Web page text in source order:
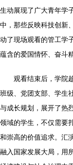
生动展现了广大青年学
中，那些反映科技创新
动了现场观看的管工学
蕴含的爱国情怀、奋斗
观看结束后，学院
班级、党团支部、学生
与成长规划，展开了热
领域的学生，不仅需要
和崇高的价值追求。汇
融入国家发展大局，用